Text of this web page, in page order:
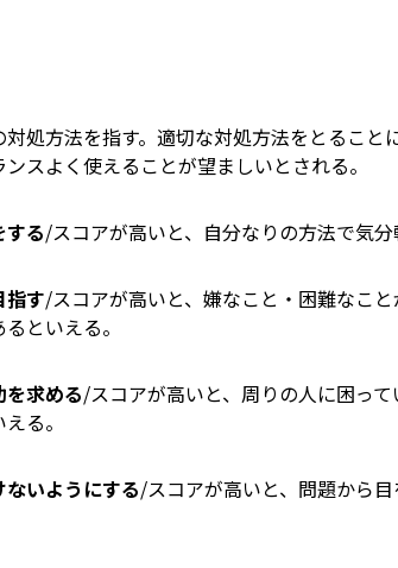
処方法を指す。適切な対処方法をとること
ンスよく使えることが望ましいとされる。
する/スコアが高いと、自分なりの方法で気分
指す/スコアが高いと、嫌なこと・困難なこ
るといえる。
を求める/スコアが高いと、周りの人に困っ
る。
ないようにする/スコアが高いと、問題から